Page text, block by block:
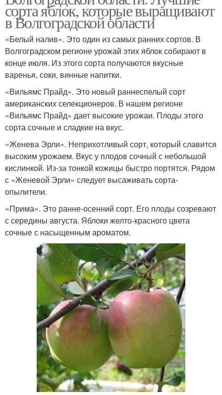
сорта яблок, которые выращивают
в Волгоградской области
«Белый налив». Это один из самых ранних сортов. В
Волгоградском регионе урожай этих яблок собирают в
конце июля. Из этого сорта получаются вкусные
варенья, соки, винные напитки.
«Вильямс Прайд». Это новый раннеспелый сорт
американских селекционеров. В нашем регионе
«Вильямс Прайд» дает высокие урожаи. Плоды этого
сорта сочные и сладкие на вкус.
«Женева Эрли». Неприхотливый сорт, который славится
высоким урожаем. Вкус у плодов сочный с небольшой
кислинкой. Из-за тонкой кожицы быстро портятся. Рядом
с «Женевой Эрли» следует высаживать сорта-
опылители.
«Прима». Это ранне-осенний сорт. Его плоды созревают
с середины августа. Яблоки желто-красного цвета
сочные с насыщенным ароматом.